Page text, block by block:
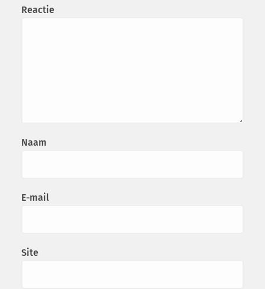
Reactie
Naam
E-mail
Site